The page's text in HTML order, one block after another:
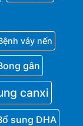
vảy nến
gân
canxi
sung DHA